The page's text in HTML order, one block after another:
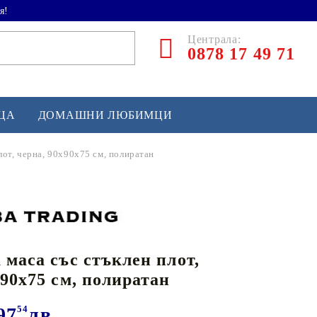
Централа:
0878 17 49 71
и софтбол
и лакрос
спортно оборудване
ДОМАШНИ ЛЮБИМЦИ
черна, 90x90x75 см, полиратан
със стъклен плот,
см, полиратан
54